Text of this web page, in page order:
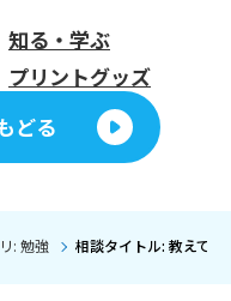
知る・学ぶ
プリントグッズ
どる
: 勉強 相談タイトル: 教えて！